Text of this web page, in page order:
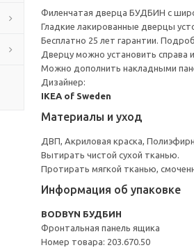
Филенчатая дверца БУДБИН с
Гладкие лакированные дверцы
Бесплатно 25 лет гарантии.
Дверцу можно установить справа
Можно дополнить накладными
Дизайнер:
IKEA of Sweden
Материалы и уход
ДВП, Акриловая краска,
Вытирать чистой сухой тканью.
Протирать мягкой тканью,
Информация об упаковке
BODBYN БУДБИН
Фронтальная панель ящика
Номер товара: 203.670.50